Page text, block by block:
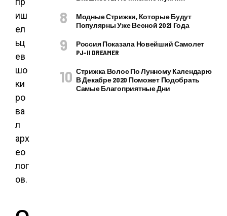
Модные Стрижки, Которые Будут
Популярны Уже Весной 2021 Года
Россия Показала Новейший Самолет
PJ–II DREAMER
Стрижка Волос По Лунному Календарю
В Декабре 2020 Поможет Подобрать
Самые Благоприятные Дни